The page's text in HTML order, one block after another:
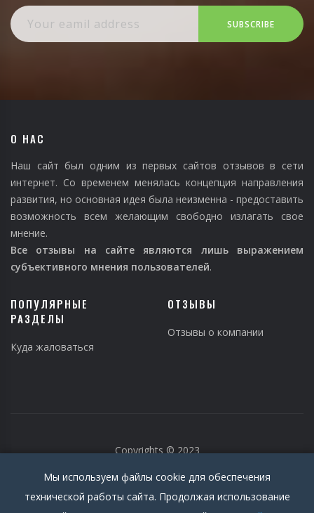
SUBSCRIBE
О НАС
Наш сайт был одним из первых сайтов отзывов в сети
интернет. Со временем менялась концепция направления
развития, но основная идея была неизменна - предоставить
возможность всем желающим свободно излагать свое
мнение.
Все отзывы на сайте являются лишь выражением
субъективного мнения пользователей.
ПОПУЛЯРНЫЕ
РАЗДЕЛЫ
Куда жаловаться
ОТЗЫВЫ
Отзывы о компании
Copyrights © 2023
Мы используем файлы cookie для обеспечения
технической работы сайта. Продолжая использование